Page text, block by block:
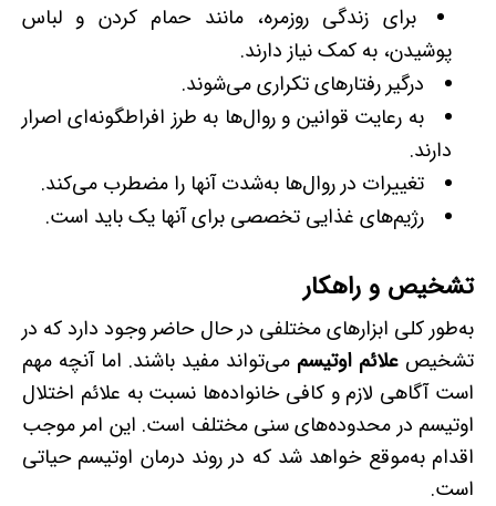
برای زندگی روزمره، مانند حمام کردن و لباس
پوشیدن، به کمک نیاز دارند.
درگیر رفتارهای تکراری می‌شوند.
به رعایت قوانین و روال‌ها به طرز افراط­گونه‌ای اصرار
دارند.
تغییرات در روال‌ها به‌شدت آنها را مضطرب می‌کند.
رژیم‌های غذایی تخصصی برای آنها یک باید است.
تشخیص و راهکار
به‌طور کلی ابزارهای مختلفی در حال حاضر وجود دارد که در
تشخیص علائم اوتیسم می‌تواند مفید باشند. اما آنچه مهم
است آگاهی لازم و کافی خانواده‌ها نسبت به علائم اختلال
اوتیسم در محدوده‌های سنی مختلف است. این امر موجب
اقدام به‌موقع خواهد شد که در روند درمان اوتیسم حیاتی
است.